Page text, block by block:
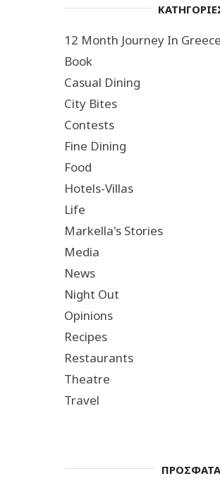
12 Month Journey In Greece
Book
Casual Dining
City Bites
Contests
Fine Dining
Food
Hotels-Villas
Life
Markella's Stories
Media
News
Night Out
Opinions
Recipes
Restaurants
Theatre
Travel
ΠΡΟΣΦΑΤΑ